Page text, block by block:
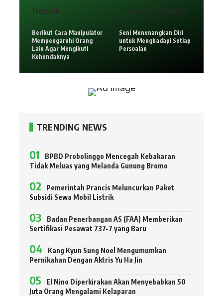
Berikut Cara Manipulator
Mempengaruhi Orang
Lain Agar Mengikuti
Kehendaknya
Seni Menenangkan Diri
untuk Menghadapi Setiap
Persoalan
TRENDING NEWS
BPBD Probolinggo Mencegah Kebakaran
Tidak Meluas yang Melanda Gunung Bromo
Pemerintah Prancis Meluncurkan Paket
Subsidi Sewa Mobil Listrik
Badan Penerbangan AS (FAA) Memberikan
Sertifikasi Pesawat 737-7 yang Baru
Kang Kyun Sung Noel Mengumumkan
Pernikahan Dengan Aktris Yu Ha Jin
El Nino Diperkirakan Akan Menyebabkan 50
Juta Orang Mengalami Kelaparan